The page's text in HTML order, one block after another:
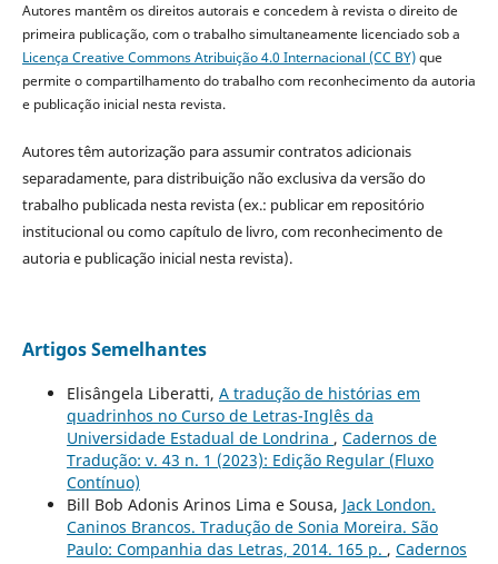
Autores mantêm os direitos autorais e concedem à revista o direito de
primeira publicação, com o trabalho simultaneamente licenciado sob a
Licença Creative Commons Atribuição 4.0 Internacional (CC BY)que
permite o compartilhamento do trabalho com reconhecimento da autoria
e publicação inicial nesta revista.
Autores têm autorização para assumir contratos adicionais
separadamente, para distribuição não exclusiva da versão do
trabalho publicada nesta revista (ex.: publicar em repositório
institucional ou como capítulo de livro, com reconhecimento de
autoria e publicação inicial nesta revista).
Artigos Semelhantes
Elisângela Liberatti, A tradução de histórias em
quadrinhos no Curso de Letras-Inglês da
Universidade Estadual de Londrina , Cadernos de
Tradução: v. 43 n. 1 (2023): Edição Regular (Fluxo
Contínuo)
Bill Bob Adonis Arinos Lima e Sousa, Jack London.
Caninos Brancos. Tradução de Sonia Moreira. São
Paulo: Companhia das Letras, 2014. 165 p. , Cadernos